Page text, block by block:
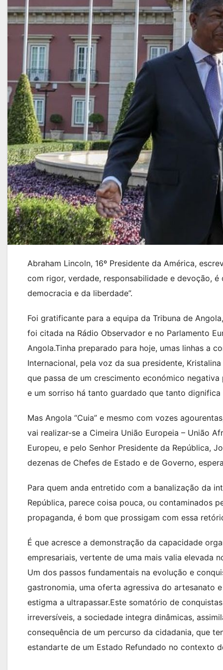
Abraham Lincoln, 16º Presidente da América,
com rigor, verdade, responsabilidade e devoção,
democracia e da liberdade”.
Foi gratificante para a equipa da Tribuna de
foi citada na Rádio Observador e no Parlamento
Angola.Tinha preparado para hoje, umas linhas a
Internacional, pela voz da sua presidente,
que passa de um crescimento económico
e um sorriso há tanto guardado que tanto dignifica
Mas Angola “Cuia” e mesmo com vozes
vai realizar-se a Cimeira União Europeia – União
Europeu, e pelo Senhor Presidente da República,
dezenas de Chefes de Estado e de Governo,
Para quem anda entretido com a banalização da
República, parece coisa pouca, ou contaminados
propaganda, é bom que prossigam com essa
É que acresce a demonstração da capacidade
empresariais, vertente de uma mais valia elevada
Um dos passos fundamentais na evolução e
gastronomia, uma oferta agressiva do artesanato
estigma a ultrapassar.Este somatório de
irreversíveis, a sociedade integra dinâmicas,
consequência de um percurso da cidadania, que
estandarte de um Estado Refundado no contexto